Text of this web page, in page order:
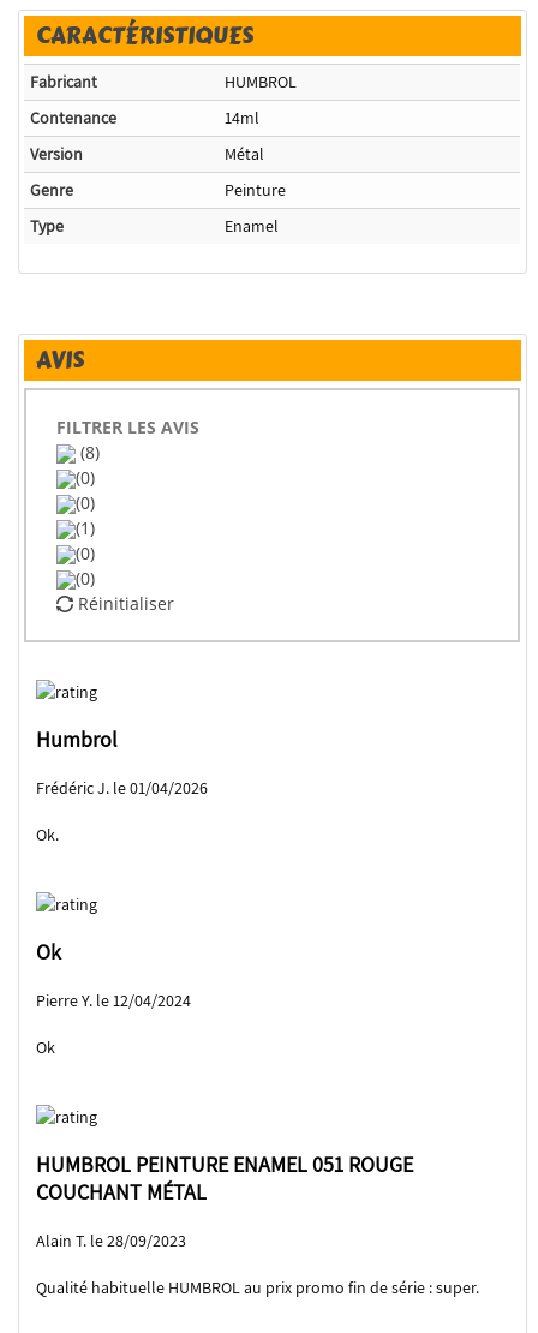
CARACTÉRISTIQUES
Fabricant
HUMBROL
Contenance
14ml
Version
Métal
Genre
Peinture
Type
Enamel
AVIS
FILTRER LES AVIS
(8)
(0)
(0)
(1)
(0)
(0)
Réinitialiser
Humbrol
Frédéric J. le 01/04/2026
Ok.
Ok
Pierre Y. le 12/04/2024
Ok
HUMBROL PEINTURE ENAMEL 051 ROUGE
COUCHANT MÉTAL
Alain T. le 28/09/2023
Qualité habituelle HUMBROL au prix promo fin de série : super.